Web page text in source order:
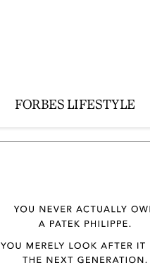
FORBES LIFESTYLE